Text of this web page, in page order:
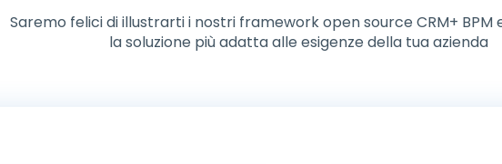
Saremo felici di illustrarti i nostri framework open source CRM+ BPM
la soluzione più adatta alle esigenze della tua azienda